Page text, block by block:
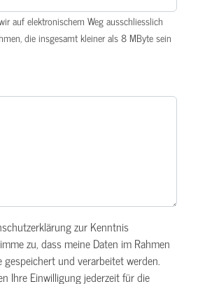
auf elektronischem Weg ausschliesslich
die insgesamt kleiner als 8 MByte sein
zur Kenntnis
zu, dass meine Daten im Rahmen
gespeichert und verarbeitet werden.
Ihre Einwilligung jederzeit für die